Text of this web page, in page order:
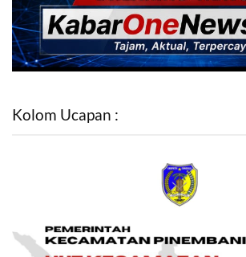
Kolom Ucapan :